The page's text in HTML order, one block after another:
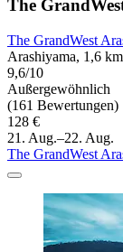
The
The GrandWest
Arashiyama, 1,6
9,6/10
Außergewöhnlich
(161 Bewertungen)
128 €
21. Aug.–22. Aug.
The GrandWest